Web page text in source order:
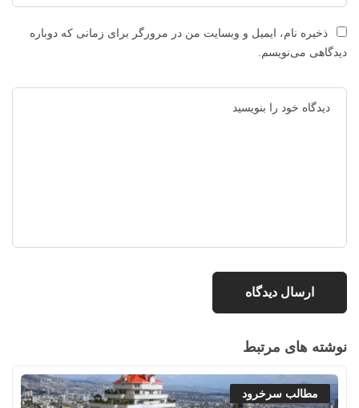
ذخیره نام، ایمیل و وبسایت من در مرورگر برای زمانی که دوباره
دیدگاهی می‌نویسم.
نوشته های مرتبط
مطالب سرخرود